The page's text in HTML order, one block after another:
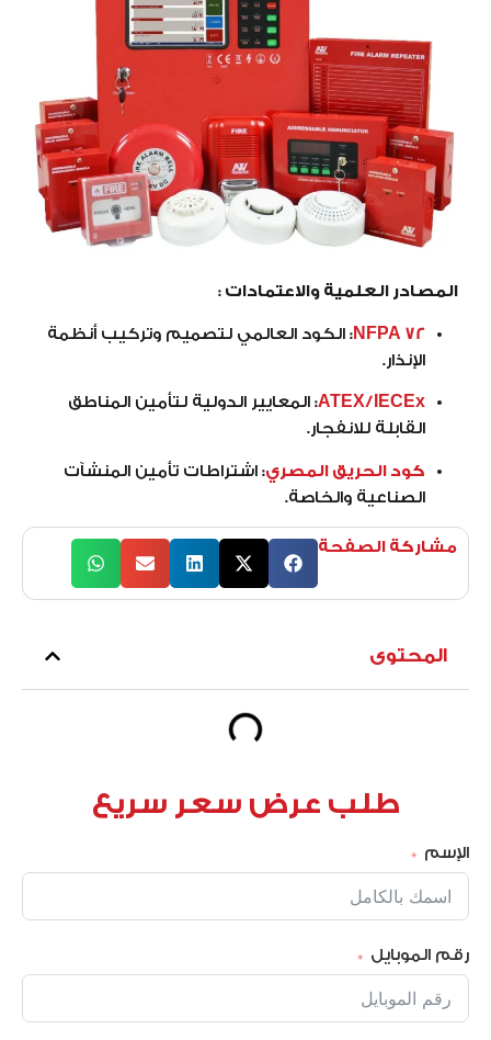
المصادر العلمية والاعتمادات :
NFPA 72
: الكود العالمي لتصميم وتركيب أنظمة
الإنذار.
ATEX/IECEx
: المعايير الدولية لتأمين المناطق
القابلة للانفجار.
كود الحريق المصري: اشتراطات تأمين المنشآت
الصناعية والخاصة.
مشاركة الصفحة
المحتوى
طلب عرض سعر سريع
الإسم
رقم الموبايل